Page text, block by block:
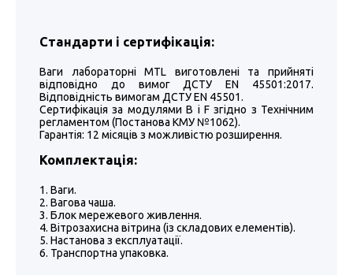
Стандарти і сертифікація:
Ваги лабораторні MTL виготовлені та прийняті
відповідно до вимог ДСТУ EN 45501:2017.
Відповідність вимогам ДСТУ EN 45501.
Сертифікація за модулями В і F згідно з Технічним
регламентом (Постанова КМУ №1062).
Гарантія: 12 місяців з можливістю розширення.
Комплектація:
Ваги.
Вагова чаша.
Блок мережевого живлення.
Вітрозахисна вітрина (із складових елементів).
Настанова з експлуатації.
Транспортна упаковка.